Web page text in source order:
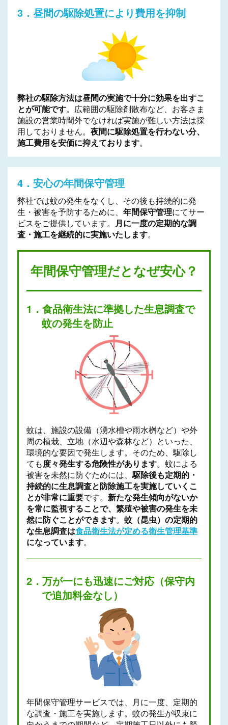
3．昼間の駆除処置により費用を抑制
弊社の駆除方法は昼間の実施で十分に効果を出すこ
とが可能です。広範囲の駆除剤散布など、お客さま
施設の営業時間外でなければ実施が難しい方法は採
用しておりません。夜間に駆除処置を行わない分、
施工費用を安価に抑えております。
4．安心の年間保守管理
弊社では蚊の発生をなくし、その後も持続的に発
生・被害を予防するために、年間保守管理にてサー
ビスをご提供しています。
月に一度の定期的な調
査・施工を継続的に実施いたします。
年間保守管理だとなぜ安心？
1．食品衛生法に準拠した生息調査で
蚊の発生を防止
蚊は、施設の設備（湧水槽や雨水桝など）や外
周の植栽、立地（水辺や森林など）といった、
環境的な要因で発生します。そのため、駆除し
ても度々発生する危険性があります。蚊による
被害を未然に防ぐためには、駆除後も定期的・
持続的に生息調査と防除施工を実施していくこ
とが非常に重要です。 新たな発生傾向がないか
を常に監視することで、繁殖や被害の発生を未
然に防ぐことができます。蚊（昆虫）の定期的
な生息調査は食品衛生法が定める衛生管理基準
になっています。
2．万が一にも迅速にご対応（保守内
で追加料金なし）
年間保守管理サービスでは、月に一度、定期的
な調査・施工を実施します。蚊の発生が収束に